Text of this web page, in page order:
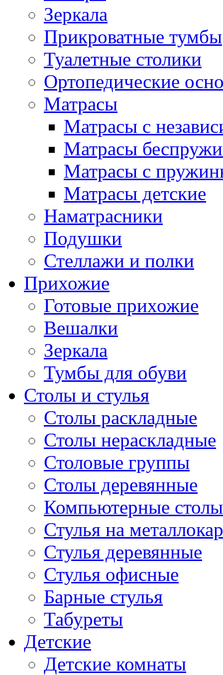
Зеркала
Прикроватные тумбы
Туалетные столики
Ортопедические
Матрасы
Матрасы с
Матрасы
Матрасы с
Матрасы детские
Наматрасники
Подушки
Стеллажи и полки
Прихожие
Готовые прихожие
Вешалки
Зеркала
Тумбы для обуви
Столы и стулья
Столы раскладные
Столы нераскладные
Столовые группы
Столы деревянные
Компьютерные столы
Стулья на
Стулья деревянные
Стулья офисные
Барные стулья
Табуреты
Детские
Детские комнаты